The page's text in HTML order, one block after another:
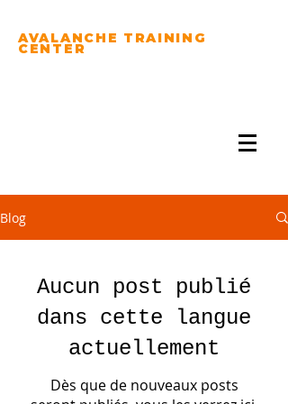
AVALANCHE TRAINING
CENTER
Blog
Aucun post publié
dans cette langue
actuellement
Dès que de nouveaux posts